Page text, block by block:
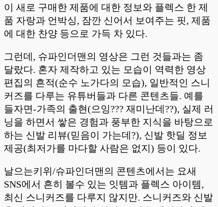
이 새로 구매한 제품에 대한 정보와 플렉스 한 제
품 자랑과 언박싱, 잠깐 신어서 보여주는 핏, 제품
에 대한 찬양 등으로 가득 차 있다.
그런데, 슈파인더맨의 영상은 그런 것들과는 좀
달랐다. 혼자 제작하고 있는 모습이 역력한 영상
편집의 흔적(순수 노가다의 모습), 일반적인 스니
커즈를 다루는 유튜버들과 다른 콘텐츠들. 예를
들자면-가족의 출현(으잉??? 재미난데??), 실제 러
닝을 하면서 쌓은 경험과 풍부한 지식을 바탕으로
하는 신발 리뷰(믿음이 가는데?), 신발 핫딜 정보
제공(최저가를 마다할 사람은 없지) 등이 있다.
날으는키위/슈파인더맨의 콘텐츠에서는 요새
SNS에서 흔히 볼수 있는 잇템과 플렉스 아이템,
최신 스니커즈를 다루지 않지만. 스니커즈와 신발